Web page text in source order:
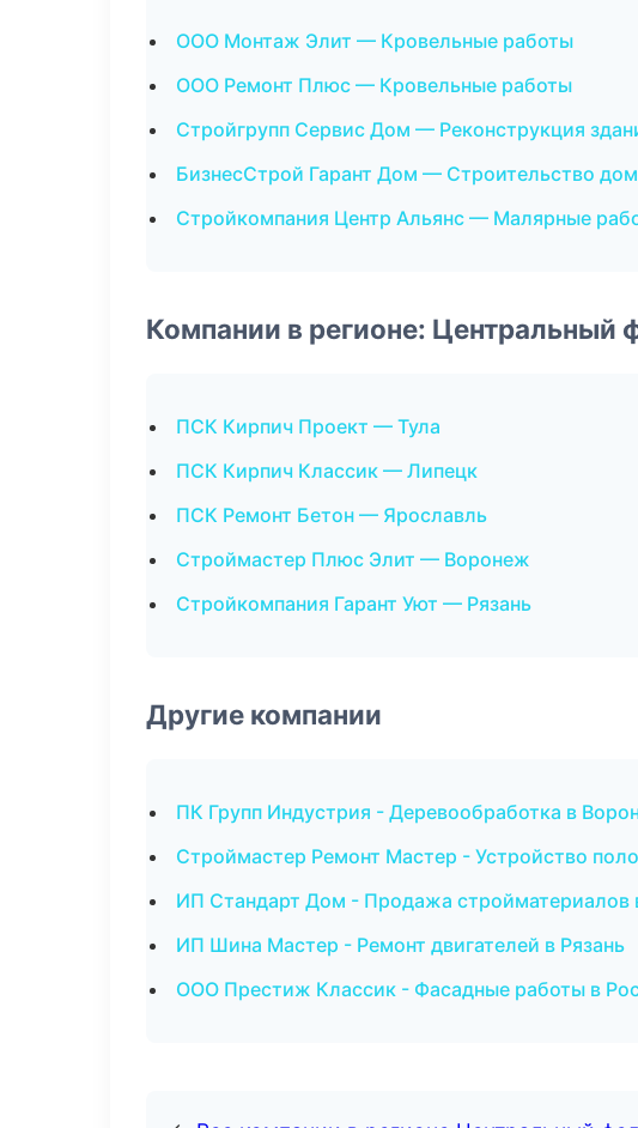
ООО Монтаж Элит — Кровельные работы
ООО Ремонт Плюс — Кровельные работы
Стройгрупп Сервис Дом — Реконструкция
БизнесСтрой Гарант Дом — Строительство
Стройкомпания Центр Альянс — Малярные
Компании в регионе: Центральный
ПСК Кирпич Проект — Тула
ПСК Кирпич Классик — Липецк
ПСК Ремонт Бетон — Ярославль
Строймастер Плюс Элит — Воронеж
Стройкомпания Гарант Уют — Рязань
Другие компании
ПК Групп Индустрия - Деревообработка в
Строймастер Ремонт Мастер - Устройство
ИП Стандарт Дом - Продажа стройматериалов
ИП Шина Мастер - Ремонт двигателей в Рязань
ООО Престиж Классик - Фасадные работы в